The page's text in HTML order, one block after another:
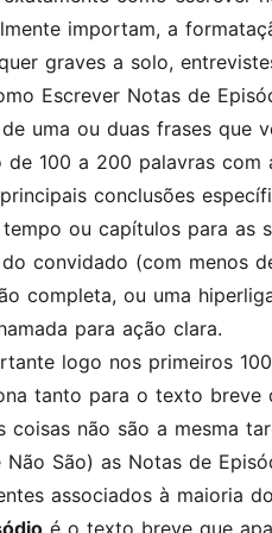
importam, a
graves a solo,
Escrever Notas de
uma ou duas frases que
de 100 a 200 palavras
conclusões
ou capítulos para as
convidado (com menos
completa, ou uma
para ação clara.
logo nos primeiros
tanto para o texto
coisas não são a mesma
Não São) as Notas de
associados à maioria
é o texto breve que